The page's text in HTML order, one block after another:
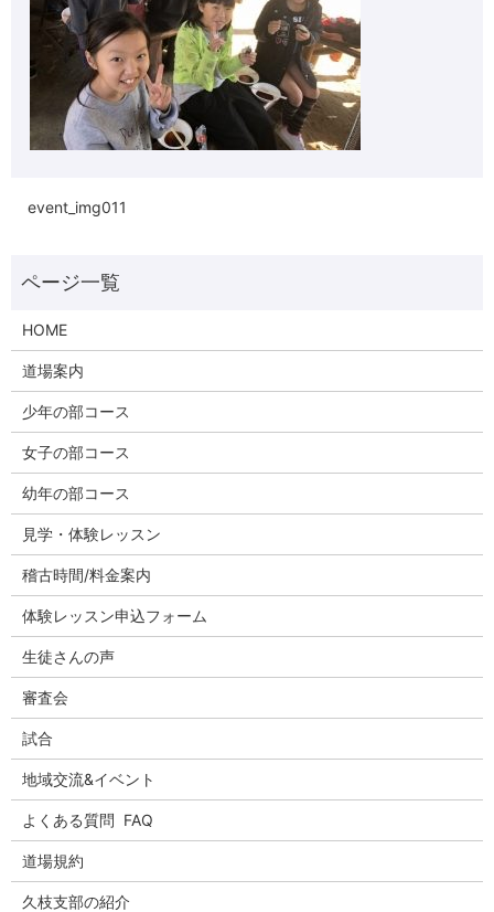
event_img011
HOME
道場案内
少年の部コース
女子の部コース
幼年の部コース
見学・体験レッスン
稽古時間/料金案内
体験レッスン申込フォーム
生徒さんの声
審査会
試合
地域交流&イベント
よくある質問 FAQ
道場規約
久枝支部の紹介